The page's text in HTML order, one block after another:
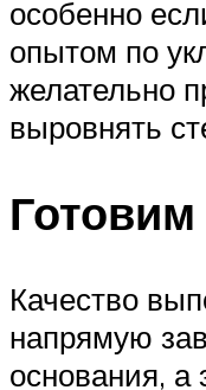
особенно
опытом по
желательно
выровнять
Качество
напрямую
основания, а